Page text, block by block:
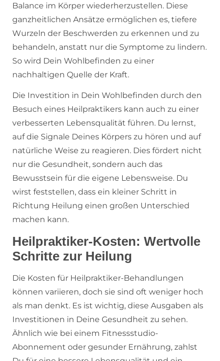
Balance im Körper wiederherzustellen. Diese
ganzheitlichen Ansätze ermöglichen es, tiefere
Wurzeln der Beschwerden zu erkennen und zu
behandeln, anstatt nur die Symptome zu lindern.
So wird Dein Wohlbefinden zu einer
nachhaltigen Quelle der Kraft.
Die Investition in Dein Wohlbefinden durch den
Besuch eines Heilpraktikers kann auch zu einer
verbesserten Lebensqualität führen. Du lernst,
auf die Signale Deines Körpers zu hören und auf
natürliche Weise zu reagieren. Dies fördert nicht
nur die Gesundheit, sondern auch das
Bewusstsein für die eigene Lebensweise. Du
wirst feststellen, dass ein kleiner Schritt in
Richtung Heilung einen großen Unterschied
machen kann.
Heilpraktiker-Kosten: Wertvolle
Schritte zur Heilung
Die Kosten für Heilpraktiker-Behandlungen
können variieren, doch sie sind oft weniger hoch
als man denkt. Es ist wichtig, diese Ausgaben als
Investitionen in Deine Gesundheit zu sehen.
Ähnlich wie bei einem Fitnessstudio-
Abonnement oder gesunder Ernährung, zahlst